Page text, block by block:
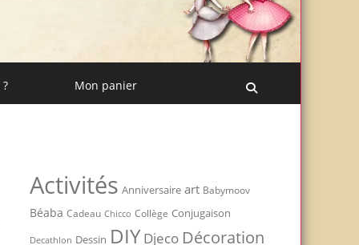
Mon panier
Activités Anniversaire art Babymoov
Béaba Cadeau Chicco Collège Conjugaison
Decathlon Dessin DIY Djeco Décoration